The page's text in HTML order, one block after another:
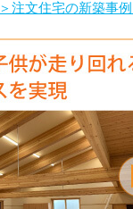
＞注文住宅の新築事